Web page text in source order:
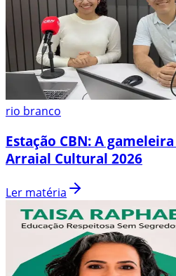
rio branco
Estação CBN: A
Arraial Cultural 2026
Ler matéria